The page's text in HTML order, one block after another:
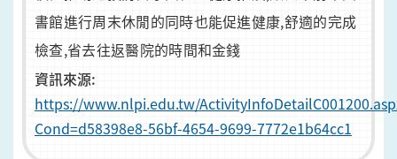
書館進行周末休閒的同時也能促進健康,舒適的完成
檢查,省去往返醫院的時間和金錢
資訊來源:
https://www.nlpi.edu.tw/
Cond=d58398e8-56bf-4654-9699-7772e1b64cc1